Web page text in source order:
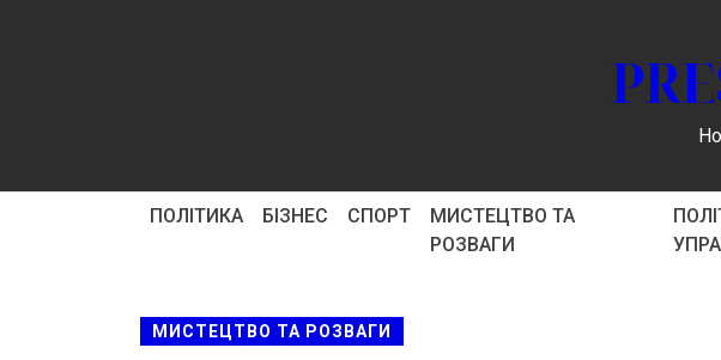
ПОЛІТИКА БІЗНЕС СПОРТ
МИСТЕЦТВО ТА
РОЗВАГИ
МИСТЕЦТВО ТА РОЗВАГИ